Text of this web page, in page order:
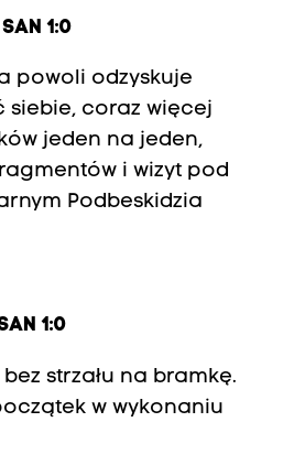
1:0
powoli odzyskuje
siebie, coraz więcej
jeden na jeden,
i wizyt pod
Podbeskidzia
1:0
strzału na bramkę.
w wykonaniu